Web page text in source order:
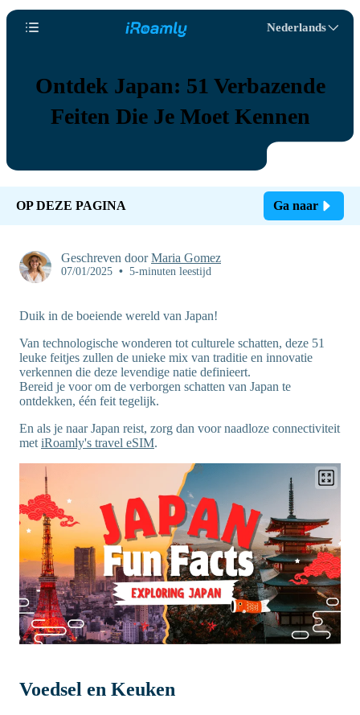
Nederlands
Ontdek Japan: 51 Verbazende
Feiten Die Je Moet Kennen
OP DEZE PAGINA Ga naar
Geschreven doorMaria Gomez
07/01/2025 • 5-minuten leestijd
Duik in de boeiende wereld van Japan!
Van technologische wonderen tot culturele schatten, deze 51
leuke feitjes zullen de unieke mix van traditie en innovatie
verkennen die deze levendige natie definieert.
Bereid je voor om de verborgen schatten van Japan te
ontdekken, één feit tegelijk.
En als je naar Japan reist, zorg dan voor naadloze connectiviteit
met iRoamly's travel eSIM.
Voedsel en Keuken